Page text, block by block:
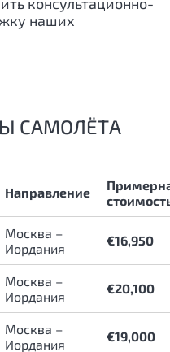
наших
САМОЛЁТА
Направление
Москва –
Иордания
€16,950
Москва –
Иордания
€20,100
Москва –
Иордания
€19,000